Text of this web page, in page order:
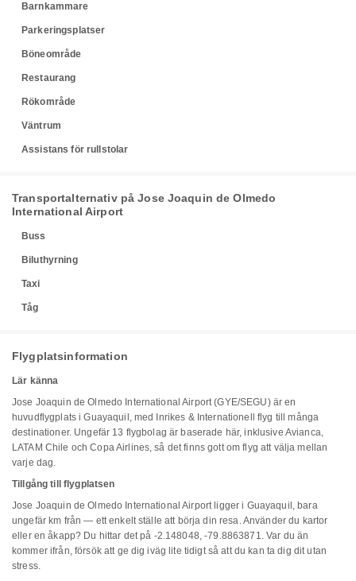
Barnkammare
Parkeringsplatser
Böneområde
Restaurang
Rökområde
Väntrum
Assistans för rullstolar
Transportalternativ på Jose Joaquin de Olmedo
International Airport
Buss
Biluthyrning
Taxi
Tåg
Flygplatsinformation
Lär känna
Jose Joaquin de Olmedo International Airport (GYE/SEGU) är en
huvudflygplats i Guayaquil, med Inrikes & Internationell flyg till många
destinationer. Ungefär 13 flygbolag är baserade här, inklusive Avianca,
LATAM Chile och Copa Airlines, så det finns gott om flyg att välja mellan
varje dag.
Tillgång till flygplatsen
Jose Joaquin de Olmedo International Airport ligger i Guayaquil, bara
ungefär km från — ett enkelt ställe att börja din resa. Använder du kartor
eller en åkapp? Du hittar det på -2.148048, -79.8863871. Var du än
kommer ifrån, försök att ge dig iväg lite tidigt så att du kan ta dig dit utan
stress.